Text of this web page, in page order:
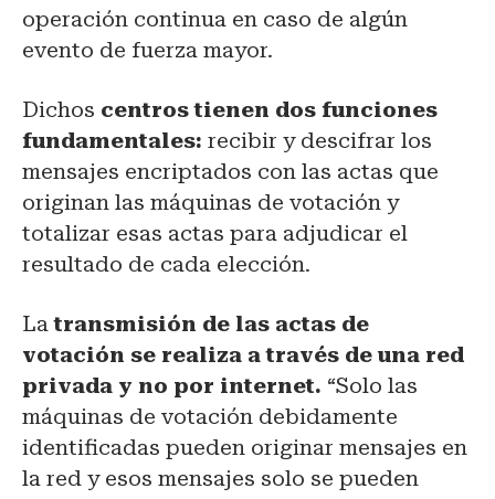
operación continua en caso de algún
evento de fuerza mayor.
Dichos centros tienen dos funciones
fundamentales: recibir y descifrar los
mensajes encriptados con las actas que
originan las máquinas de votación y
totalizar esas actas para adjudicar el
resultado de cada elección.
Latransmisión de las actas de
votación se realiza a través de una red
privada y no por internet. “Solo las
máquinas de votación debidamente
identificadas pueden originar mensajes en
la red y esos mensajes solo se pueden